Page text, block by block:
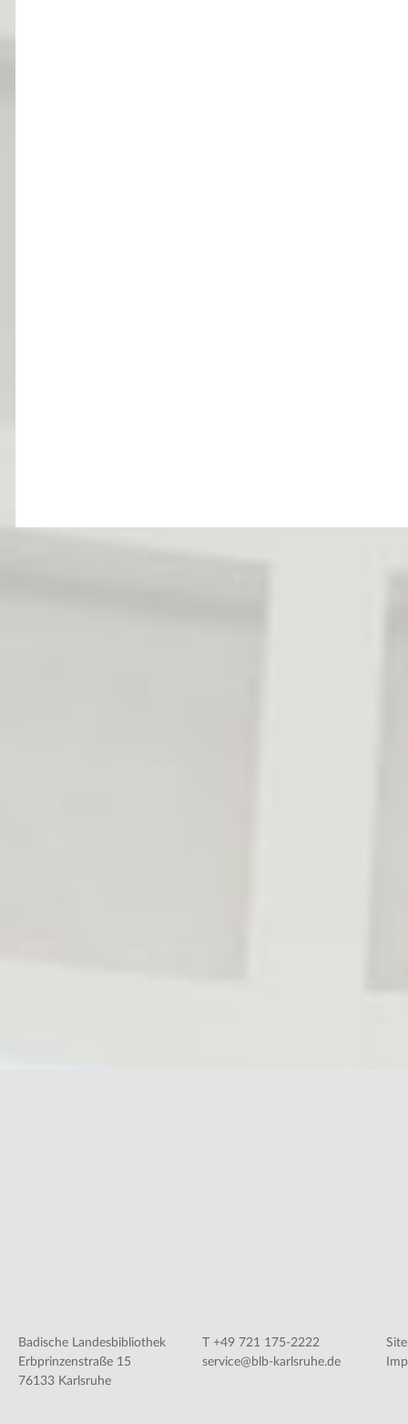
Badische Landesbibliothek
Erbprinzenstraße 15
76133 Karlsruhe
T +49 721 175-2222
service@blb-karlsruhe.de